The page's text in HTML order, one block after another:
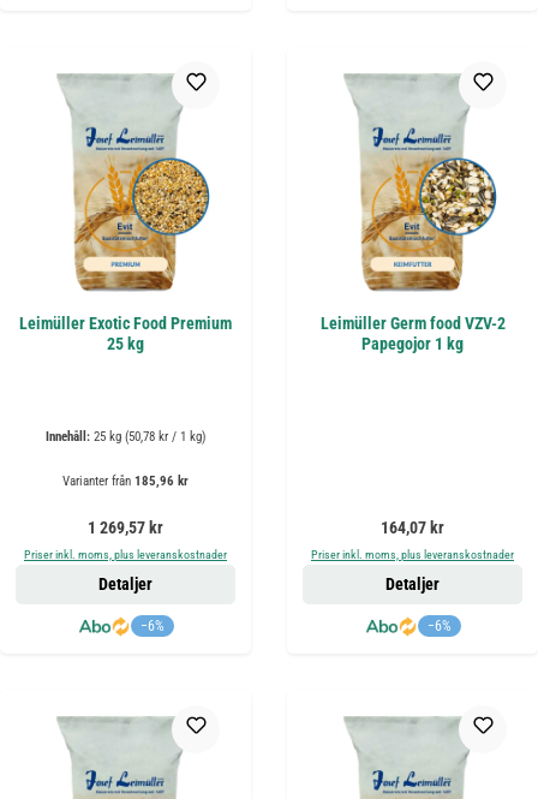
Leimüller Exotic Food Premium
25 kg
Innehåll: 25 kg (50,78 kr / 1 kg)
Varianter från 185,96 kr
Ordinarie pris:
1 269,57 kr
Priser inkl. moms, plus leveranskostnader
−6%
Detaljer
Leimüller Germ food VZV-2
Papegojor 1 kg
Ordinarie pris:
164,07 kr
Priser inkl. moms, plus leveranskostnader
−6%
Detaljer